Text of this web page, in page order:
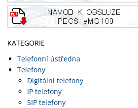
KATEGORIE
Telefonní ústředna
Telefony
Digitální telefony
IP telefony
SIP telefony